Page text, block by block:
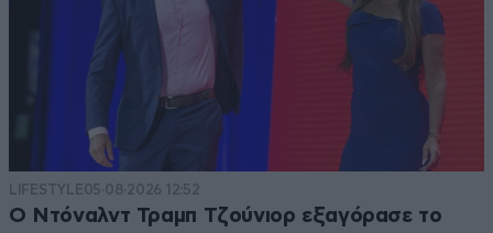
LIFESTYLE05·08·2026 12:52
Ο Ντόναλντ Τραμπ Τζούνιορ εξαγόρασε το